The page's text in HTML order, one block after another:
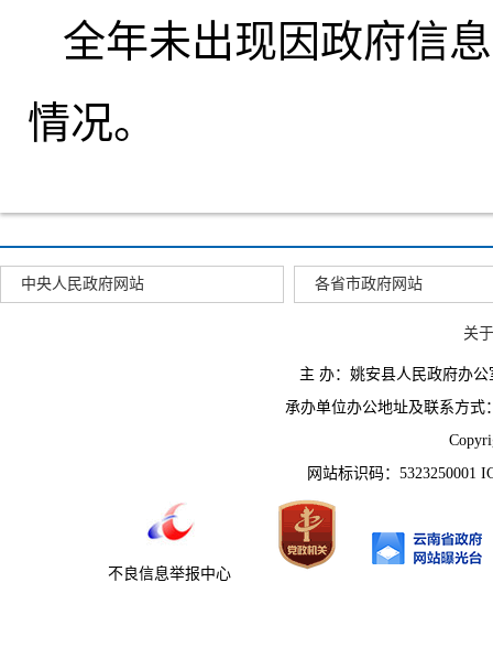
全年未出现因政府信
情况。
中央人民政府网站 各省市政府网站
关
主 办：姚安县人民政府办
承办单位办公地址及联系方式
网站标识码：5323250001
不良信息举报中心